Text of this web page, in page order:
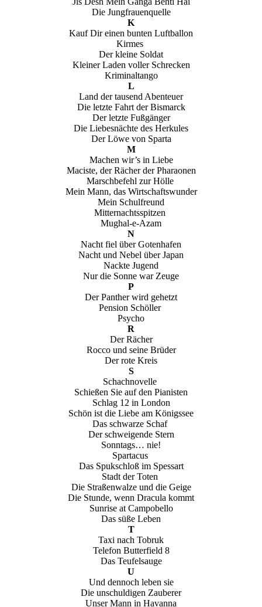
Die Jungfrauenquelle
K
Kauf Dir einen bunten Luftballon
Kirmes
Der kleine Soldat
Kleiner Laden voller Schrecken
Kriminaltango
L
Land der tausend Abenteuer
Die letzte Fahrt der Bismarck
Der letzte Fußgänger
Die Liebesnächte des Herkules
Der Löwe von Sparta
M
Machen wir’s in Liebe
Maciste, der Rächer der Pharaonen
Marschbefehl zur Hölle
Mein Mann, das Wirtschaftswunder
Mein Schulfreund
Mitternachtsspitzen
Mughal-e-Azam
N
Nacht fiel über Gotenhafen
Nacht und Nebel über Japan
Nackte Jugend
Nur die Sonne war Zeuge
P
Der Panther wird gehetzt
Pension Schöller
Psycho
R
Der Rächer
Rocco und seine Brüder
Der rote Kreis
S
Schachnovelle
Schießen Sie auf den Pianisten
Schlag 12 in London
Schön ist die Liebe am Königssee
Das schwarze Schaf
Der schweigende Stern
Sonntags… nie!
Spartacus
Das Spukschloß im Spessart
Stadt der Toten
Die Straßenwalze und die Geige
Die Stunde, wenn Dracula kommt
Sunrise at Campobello
Das süße Leben
T
Taxi nach Tobruk
Telefon Butterfield 8
Das Teufelsauge
U
Und dennoch leben sie
Die unschuldigen Zauberer
Unser Mann in Havanna